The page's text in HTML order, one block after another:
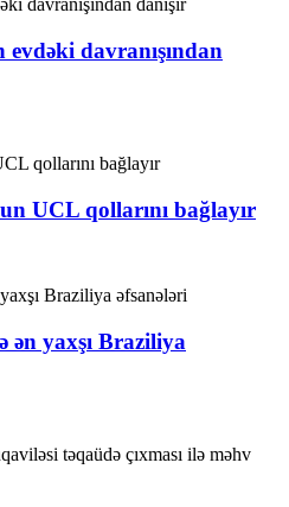
davranışından
UCL qollarını bağlayır
ən yaxşı Braziliya